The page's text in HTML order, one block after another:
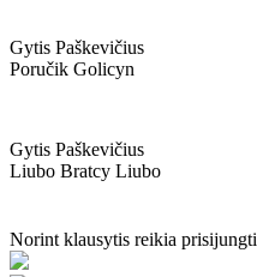
Gytis Paškevičius
Poručik Golicyn
Gytis Paškevičius
Liubo Bratcy Liubo
Norint klausytis reikia prisijungti